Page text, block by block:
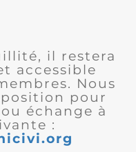
il restera
accessible
Nous
pour
échange à
: